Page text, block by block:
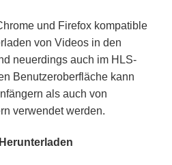
und Firefox kompatible
von Videos in den
neuerdings auch im HLS-
Benutzeroberfläche kann
als auch von
verwendet werden.